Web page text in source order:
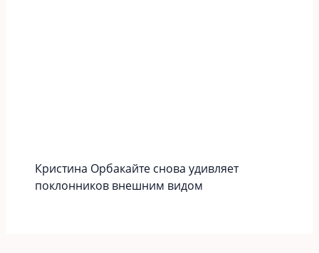
Кристина Орбакайте снова удивляет
поклонников внешним видом